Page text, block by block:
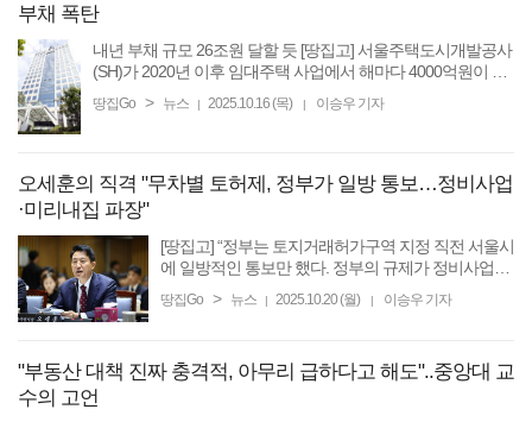
부채 폭탄
내년 부채 규모 26조원 달할 듯 [땅집고] 서울주택도시개발공사
(SH)가 2020년 이후 임대주택 사업에서 해마다 4000억원이 넘
원을 넘긴 SH 부채는 2년 후인 2027년엔 ...
땅집Go > 뉴스 | 2025.10.16 (목) | 이승우 기자
오세훈의 직격 "무차별 토허제, 정부가 일방 통보…정비사업
·미리내집 파장"
[땅집고] “정부는 토지거래허가구역 지정 직전 서울시
에 일방적인 통보만 했다. 정부의 규제가 정비사업에
내 집’이 대출 규제 영향으로 사전 포기자가 늘어났
땅집Go > 뉴스 | 2025.10.20 (월) | 이승우 기자
"부동산 대책 진짜 충격적, 아무리 급하다고 해도"..중앙대 교
수의 고언